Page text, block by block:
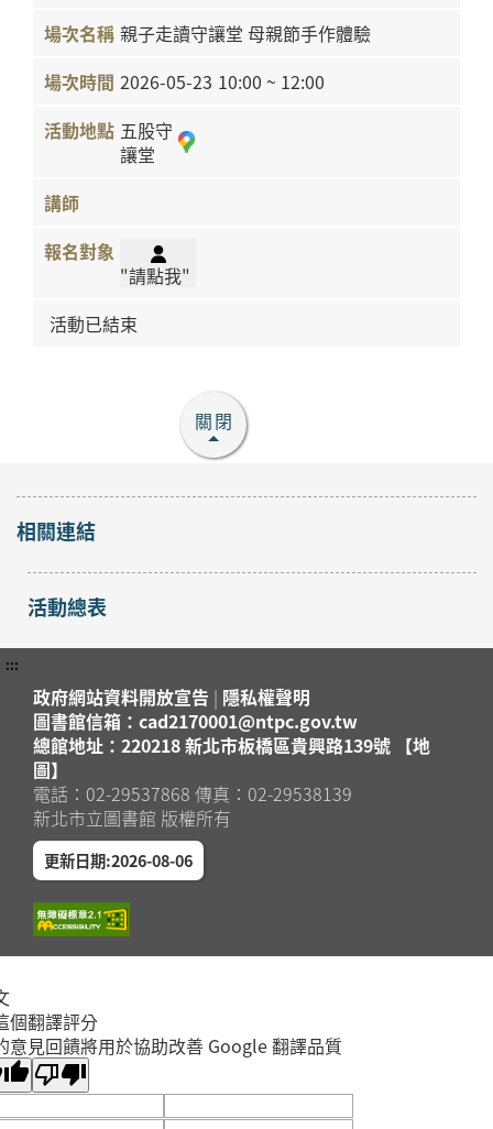
親子走讀守讓堂 母親節手作體驗
2026-05-23 10:00 ~ 12:00
五股守
讓堂
"請點我"
活動已結束
關閉
相關連結
活動總表
:::
政府網站資料開放宣告 | 隱私權聲明
圖書館信箱：cad2170001@ntpc.gov.tw
總館地址：220218 新北市板橋區貴興路139號 【地
圖】
電話：02-29537868 傳真：02-29538139
新北市立圖書館 版權所有
更新日期:2026-08-06
個翻譯評分
意見回饋將用於協助改善 Google 翻譯品質